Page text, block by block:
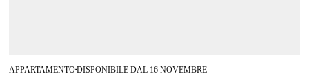
APPARTAMENTO■DISPONIBILE DAL 16 NOVEMBRE